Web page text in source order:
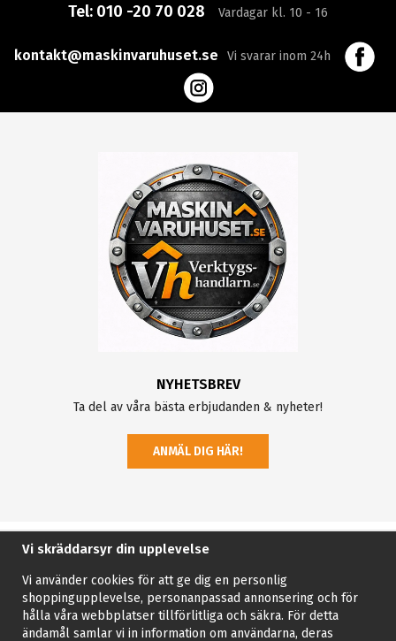
Tel: 010 -20 70 028 Vardagar kl. 10 - 16
kontakt@maskinvaruhuset.se Vi svarar inom 24h
NYHETSBREV
Ta del av våra bästa erbjudanden & nyheter!
ANMÄL DIG HÄR!
Vi skräddarsyr din upplevelse
Vi använder cookies för att ge dig en personlig
shoppingupplevelse, personanpassad annonsering och för
hålla våra webbplatser tillförlitliga och säkra. För detta
ändamål samlar vi in information om användarna, deras